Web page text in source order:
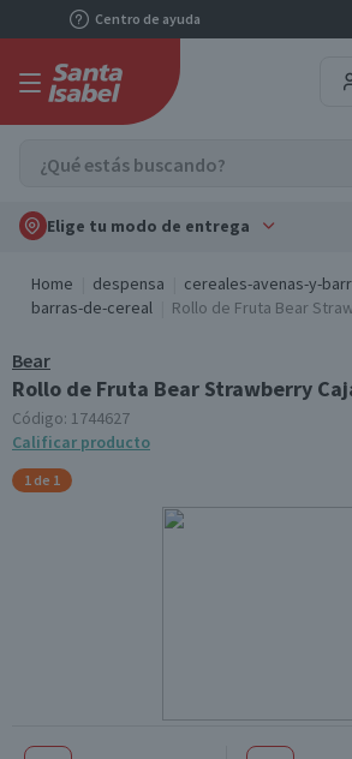
Centro de ayuda
Elige tu modo de entrega
Home despensa
cereales-avenas-y-
barras-de-cereal
Rollo de Fruta Bear
Bear
Rollo de Fruta Bear Strawberry
Código: 1744627
Calificar producto
1 de 1